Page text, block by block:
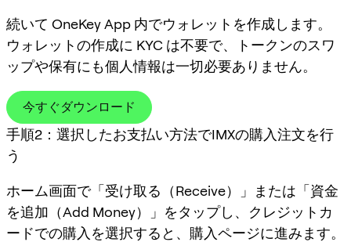
続いて OneKey App 内でウォレットを作成します。
ウォレットの作成に KYC は不要で、トークンのスワ
ップや保有にも個人情報は一切必要ありません。
今すぐダウンロード
手順2：選択したお支払い方法でIMXの購入注文を行
う
ホーム画面で「受け取る（Receive）」または「資金
を追加（Add Money）」をタップし、クレジットカ
ードでの購入を選択すると、購入ページに進みます。